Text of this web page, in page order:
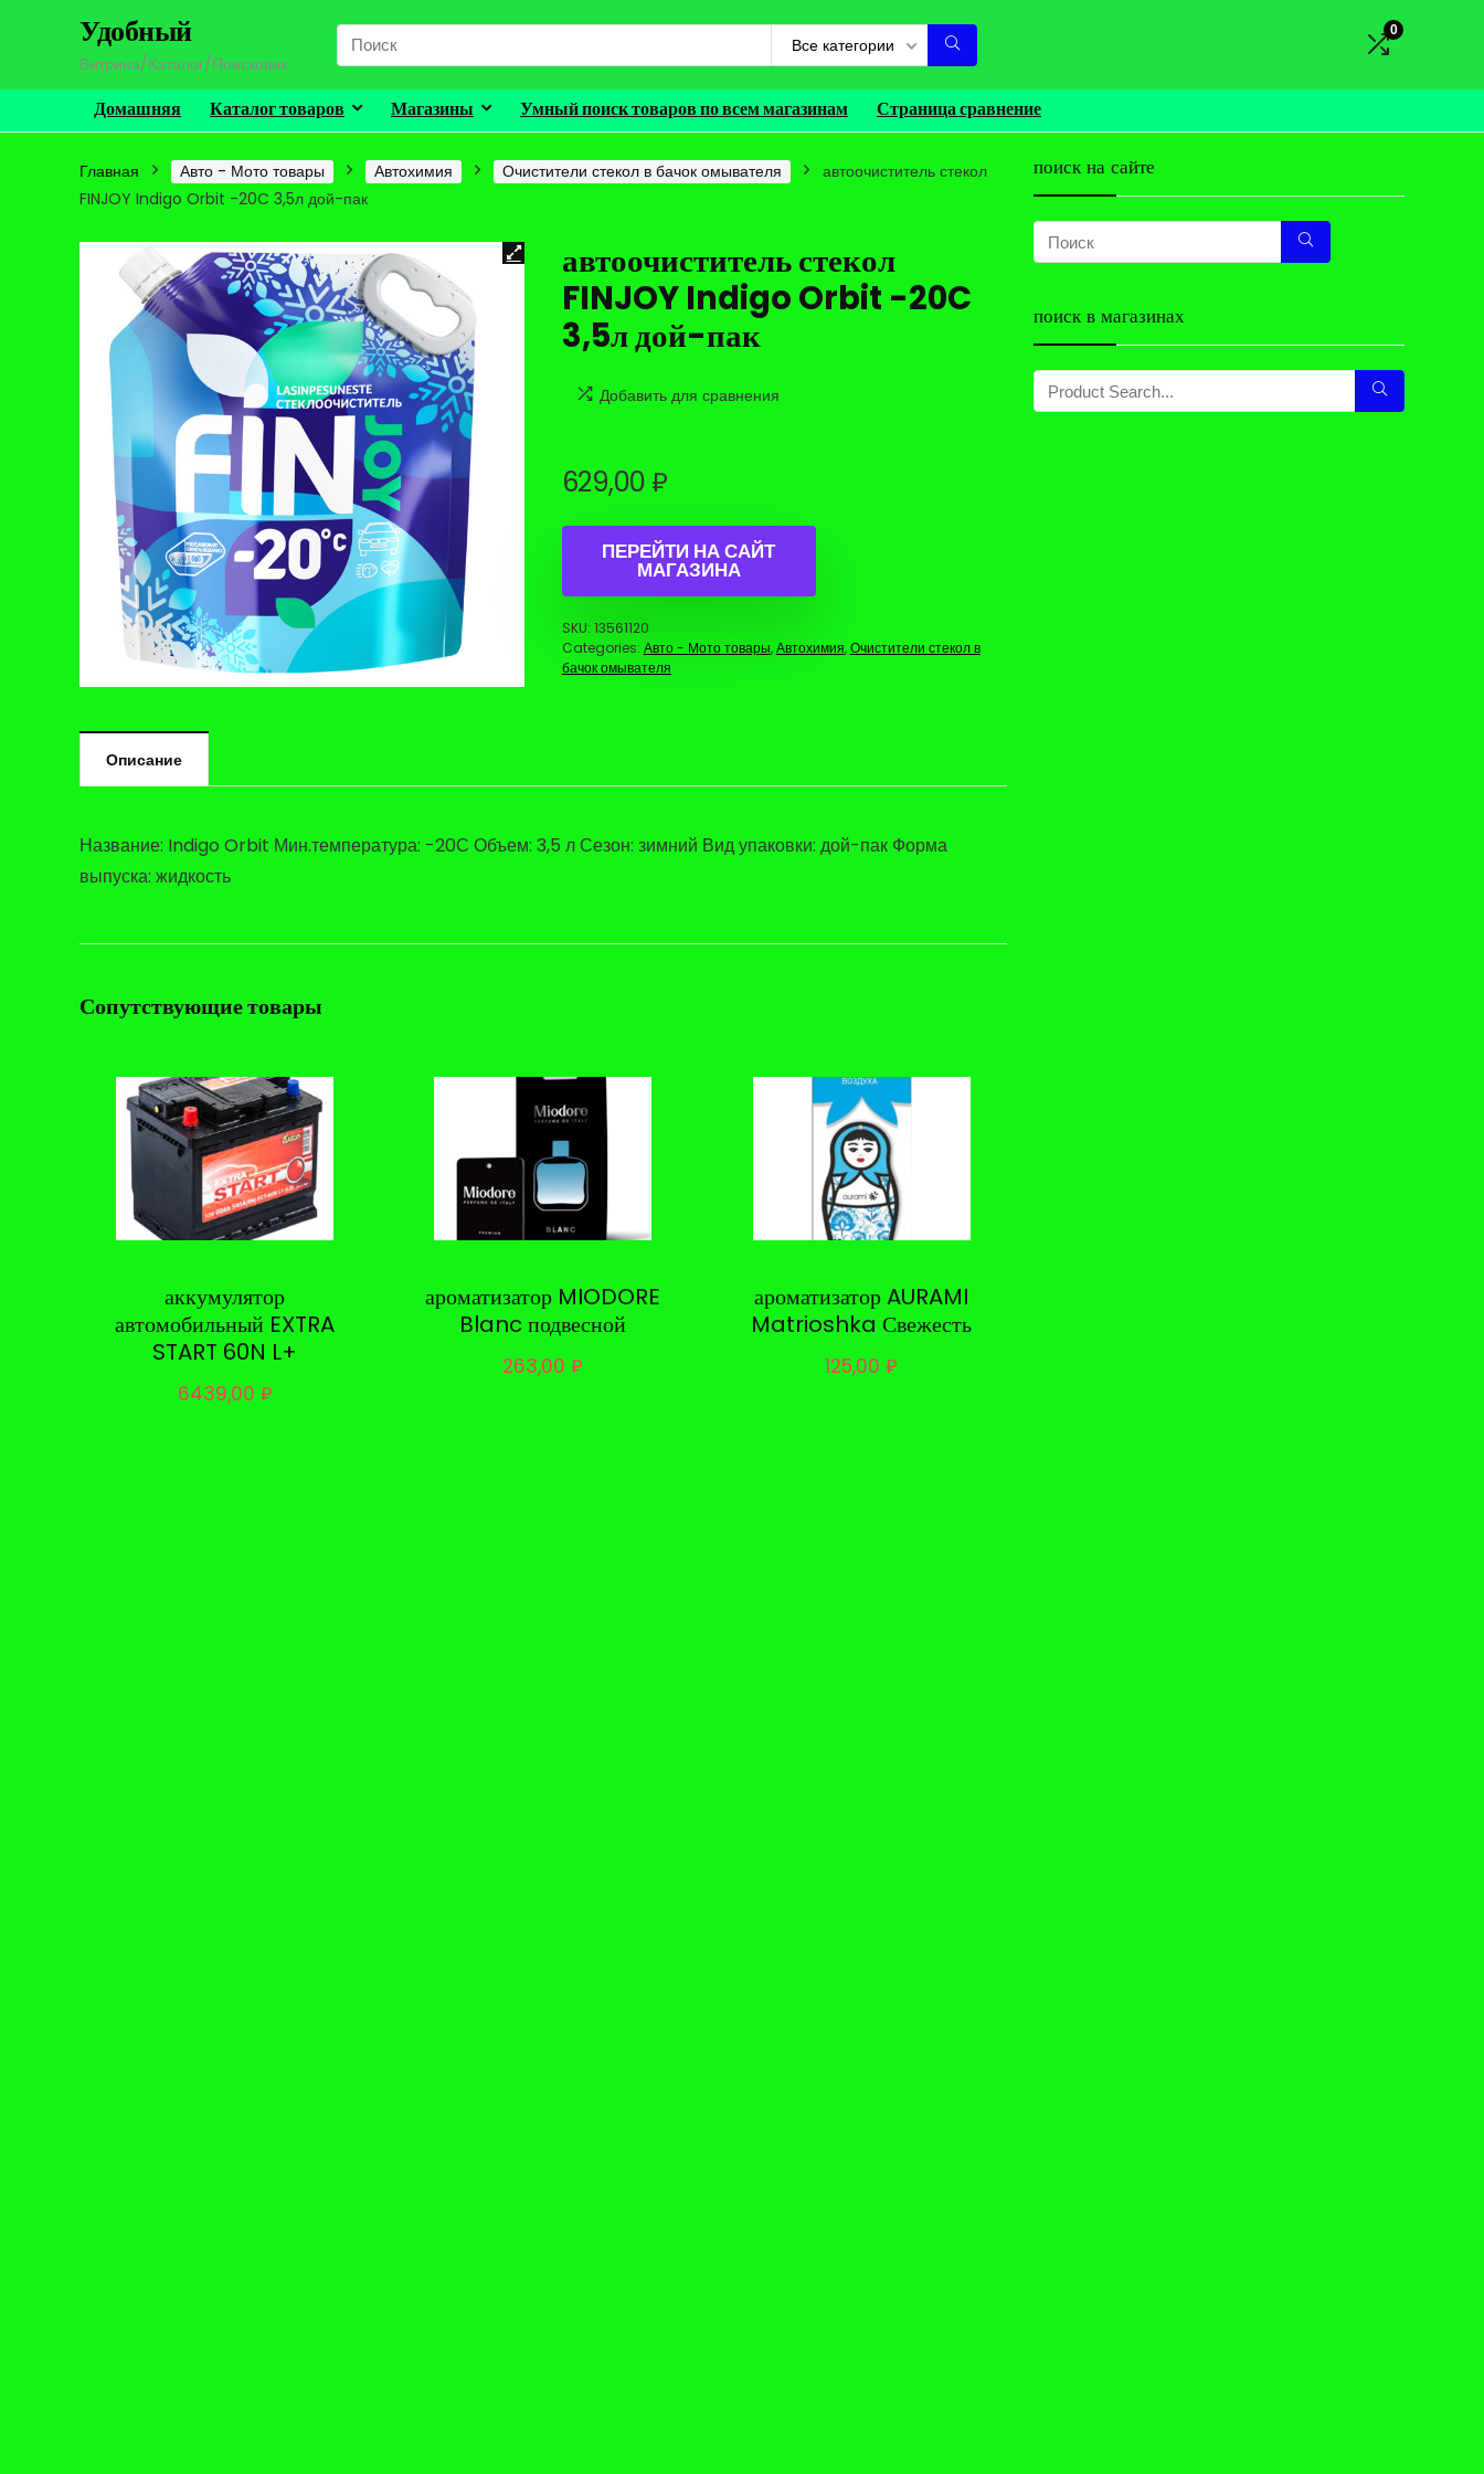
Удобный
Витрина/Каталог/Поисковик
Search
for:
Все категории
0
Домашняя Каталог товаров Магазины Умный поиск товаров по всем магазинам Страница сравнение
Главная Авто - Мото товары Автохимия Очистители стекол в бачок омывателя
автоочиститель стекол
FINJOY Indigo Orbit -20C 3,5л дой-пак
автоочиститель стекол
FINJOY Indigo Orbit -20C
3,5л дой-пак
Добавить для сравнения
629,00₽
ПЕРЕЙТИ НА САЙТ
МАГАЗИНА
SKU: 13561120
Categories: Авто - Мото товары,Автохимия,Очистители стекол в
бачок омывателя
Описание
Название: Indigo Orbit Мин.температура: -20С Объем: 3,5 л Сезон: зимний Вид упаковки: дой-пак Форма
выпуска: жидкость
Сопутствующие товары
аккумулятор
автомобильный EXTRA
START 60N L+
6439,00 ₽
ароматизатор MIODORE
Blanc подвесной
263,00₽
ароматизатор AURAMI
Matrioshka Свежесть
125,00₽
поиск на сайте
поиск в магазинах